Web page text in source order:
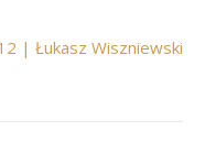
| Łukasz Wiszniewski